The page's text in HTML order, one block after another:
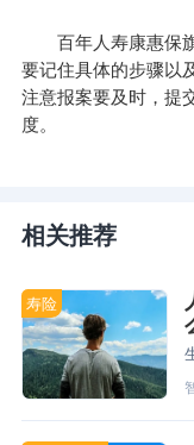
百年人寿康惠保
要记住具体的步骤以
注意报案要及时，提
度。
相关推荐
寿险